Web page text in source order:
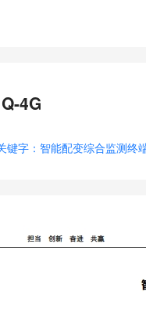
4G
键字：智能配变综合监测终